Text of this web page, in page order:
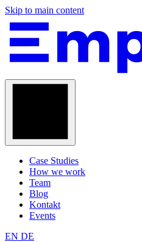
Skip to main content
Case Studies
How we work
Team
Blog
Kontakt
Events
EN DE